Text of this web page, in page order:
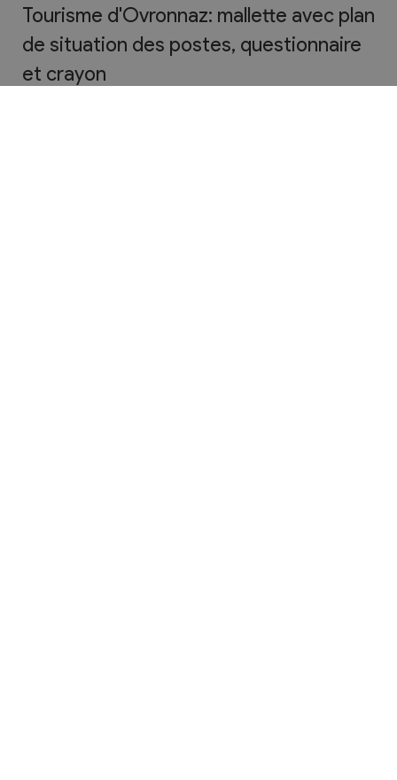
Tourisme d'Ovronnaz: mallette avec plan
de situation des postes, questionnaire
et crayon